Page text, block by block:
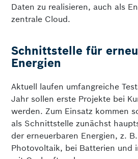
Daten zu realisieren, auch als
zentrale Cloud.
Schnittstelle für
Energien
Aktuell laufen umfangreiche
Jahr sollen erste Projekte bei
werden. Zum Einsatz kommen
als Schnittstelle zunächst
der erneuerbaren Energien, z.
Photovoltaik, bei Batterien und